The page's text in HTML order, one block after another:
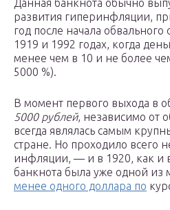
Данная банкнота обычно
развития гиперинфляции,
год после начала
1919 и 1992 годах, когда
менее чем в 10 и не более
5000 %).
В момент первого выхода в
5000 рублей, независимо от
всегда являлась самым
стране. Но проходило всего
инфляции, — и в 1920, как и
банкнота была уже одной из
менее одного доллара по